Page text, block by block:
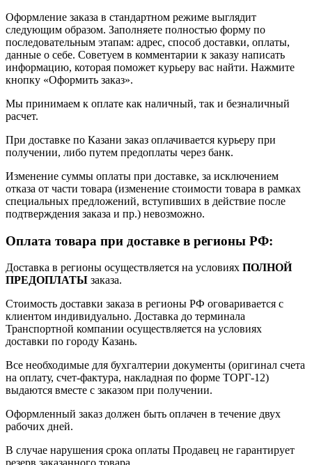
Оформление заказа в стандартном режиме выглядит
следующим образом. Заполняете полностью форму по
последовательным этапам: адрес, способ доставки, оплаты,
данные о себе. Советуем в комментарии к заказу написать
информацию, которая поможет курьеру вас найти. Нажмите
кнопку «Оформить заказ».
Мы принимаем к оплате как наличный, так и безналичный
расчет.
При доставке по Казани заказ оплачивается курьеру при
получении, либо путем предоплаты через банк.
Изменение суммы оплаты при доставке, за исключением
отказа от части товара (изменение стоимости товара в рамках
специальных предложений, вступивших в действие после
подтверждения заказа и пр.) невозможно.
Оплата товара при доставке в регионы РФ:
Доставка в регионы осуществляется на условиях ПОЛНОЙ
ПРЕДОПЛАТЫ заказа.
Стоимость доставки заказа в регионы РФ оговаривается с
клиентом индивидуально. Доставка до терминала
Транспортной компании осуществляется на условиях
доставки по городу Казань.
Все необходимые для бухгалтерии документы (оригинал счета
на оплату, счет-фактура, накладная по форме ТОРГ-12)
выдаются вместе с заказом при получении.
Оформленный заказ должен быть оплачен в течение двух
рабочих дней.
В случае нарушения срока оплаты Продавец не гарантирует